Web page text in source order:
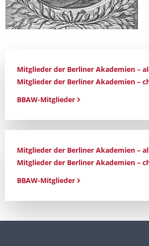
Mitglieder der Berliner Akademien –
Mitglieder der Berliner Akademien –
BBAW-Mitglieder
Mitglieder der Berliner Akademien –
Mitglieder der Berliner Akademien –
BBAW-Mitglieder